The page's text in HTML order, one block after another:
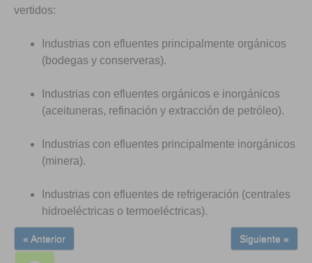
vertidos:
Industrias con efluentes principalmente orgánicos
(bodegas y conserveras).
Industrias con efluentes orgánicos e inorgánicos
(aceituneras, refinación y extracción de petróleo).
Industrias con efluentes principalmente inorgánicos
(minera).
Industrias con efluentes de refrigeración (centrales
hidroeléctricas o termoeléctricas).
« Anterior Siguiente »